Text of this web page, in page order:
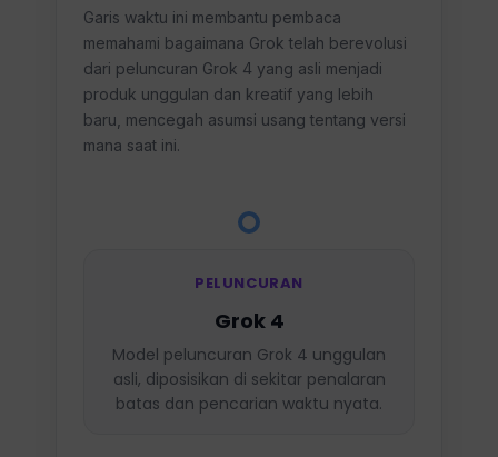
Garis waktu ini membantu pembaca
memahami bagaimana Grok telah berevolusi
dari peluncuran Grok 4 yang asli menjadi
produk unggulan dan kreatif yang lebih
baru, mencegah asumsi usang tentang versi
mana saat ini.
PELUNCURAN
Grok 4
Model peluncuran Grok 4 unggulan
asli, diposisikan di sekitar penalaran
batas dan pencarian waktu nyata.